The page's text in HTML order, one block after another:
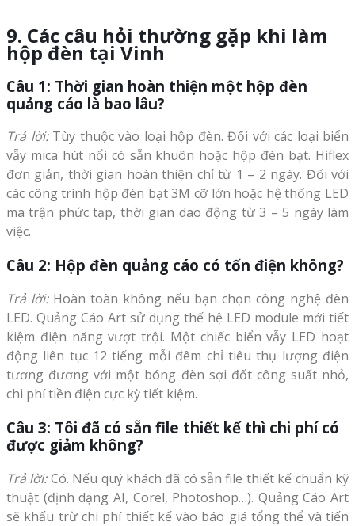
9. Các câu hỏi thường gặp khi làm
hộp đèn tại Vinh
Câu 1: Thời gian hoàn thiện một hộp đèn
quảng cáo là bao lâu?
Trả lời:Tùy thuộc vào loại hộp đèn. Đối với các loại biển
vẫy mica hút nổi có sẵn khuôn hoặc hộp đèn bạt. Hiflex
đơn giản, thời gian hoàn thiện chỉ từ 1 – 2 ngày. Đối với
các công trình hộp đèn bạt 3M cỡ lớn hoặc hệ thống LED
ma trận phức tạp, thời gian dao động từ 3 – 5 ngày làm
việc.
Câu 2: Hộp đèn quảng cáo có tốn điện không?
Trả lời:Hoàn toàn không nếu bạn chọn công nghệ đèn
LED. Quảng Cáo Art sử dụng thế hệ LED module mới tiết
kiệm điện năng vượt trội. Một chiếc biển vẫy LED hoạt
động liên tục 12 tiếng mỗi đêm chỉ tiêu thụ lượng điện
tương đương với một bóng đèn sợi đốt công suất nhỏ,
chi phí tiền điện cực kỳ tiết kiệm.
Câu 3: Tôi đã có sẵn file thiết kế thì chi phí có
được giảm không?
Trả lời:Có. Nếu quý khách đã có sẵn file thiết kế chuẩn kỹ
thuật (định dạng AI, Corel, Photoshop…). Quảng Cáo Art
sẽ khấu trừ chi phí thiết kế vào báo giá tổng thể và tiến